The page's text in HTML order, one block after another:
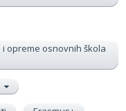
opreme osnovnih škola